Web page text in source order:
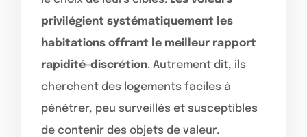
privilégient systématiquement les
habitations offrant le meilleur rapport
rapidité-discrétion. Autrement dit, ils
cherchent des logements faciles à
pénétrer, peu surveillés et susceptibles
de contenir des objets de valeur.